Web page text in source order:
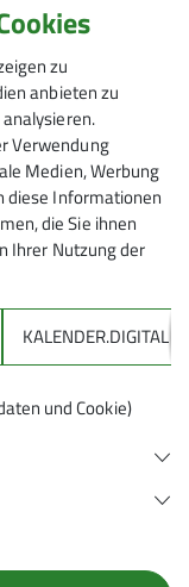
Friedrichshafen
bei
an der Burg
Wald und
„Allgäuer
die Wanderung
etwa vier
Grüner
zu
anbieten zu
Verwendung
Medien, Werbung
diese Informationen
die Sie ihnen
Ihrer Nutzung der
KALENDER.DIGITAL
und Cookie)